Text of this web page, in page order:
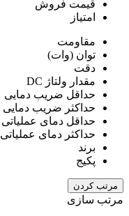
قیمت فروش
امتیاز
مقاومت
توان (وات)
دقت
مقدار ولتاژ DC
حداقل ضریب دمایی
حداکثر ضریب دمایی
حداقل دمای عملیاتی
حداکثر دمای عملیاتی
برند
پکیج
مرتب کردن
مرتب سازی